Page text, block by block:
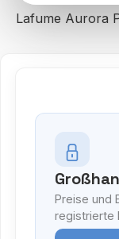
Lafume Aurora
Preise und
registrierte